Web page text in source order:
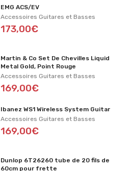
EMG ACS/EV
Accessoires Guitares et Basses
173,00€
Martin & Co Set De Chevilles Liquid
Metal Gold, Point Rouge
Accessoires Guitares et Basses
169,00€
Ibanez WS1 Wireless System Guitar
Accessoires Guitares et Basses
169,00€
Dunlop 6T26260 tube de 20 fils de
60cm pour frette